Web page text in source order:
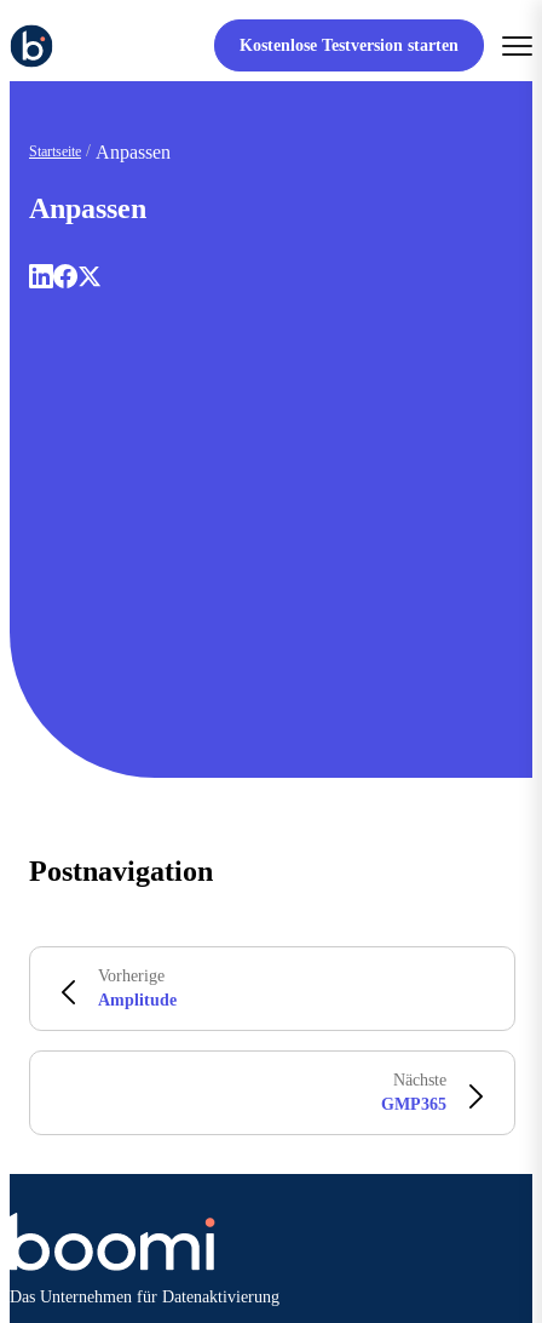
Kostenlose Testversion starten
Startseite Anpassen
Anpassen
Postnavigation
Vorherige
Amplitude
Nächste
GMP365
Das Unternehmen für Datenaktivierung